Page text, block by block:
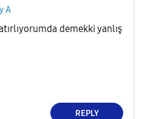
A
demekki yanlış
REPLY